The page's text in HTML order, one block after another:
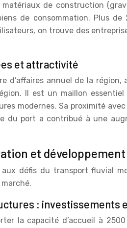
de construction
de consommation. Plus
on trouve des
et attractivité
d’affaires annuel de la
Il est un maillon
modernes. Sa proximité
du port a contribué à une
et
aux défis du transport fluvial
: investissements
la capacité d’accueil à